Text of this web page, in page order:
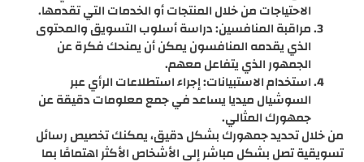
الاحتياجات من خلال المنتجات أو الخدمات التي تقدمها.
مراقبة المنافسين: دراسة أسلوب التسويق والمحتوى
الذي يقدمه المنافسون يمكن أن يمنحك فكرة عن
الجمهور الذي يتفاعل معهم.
استخدام الاستبيانات: إجراء استطلاعات الرأي عبر
السوشيال ميديا يساعد في جمع معلومات دقيقة عن
جمهورك المثالي.
من خلال تحديد جمهورك بشكل دقيق، يمكنك تخصيص رسائل
تسويقية تصل بشكل مباشر إلى الأشخاص الأكثر اهتمامًا بما